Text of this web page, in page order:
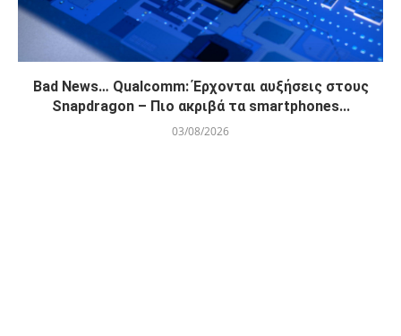
Bad News… Qualcomm: Έρχονται αυξήσεις στους
Snapdragon – Πιο ακριβά τα smartphones...
03/08/2026